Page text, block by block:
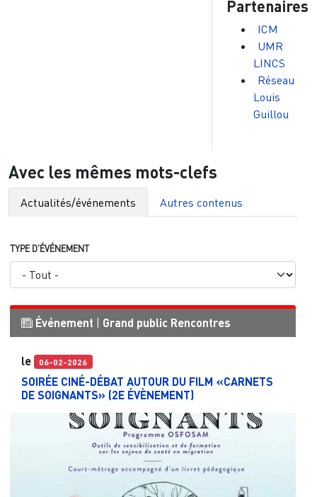
Partenaires
ICM
UMR
LINCS
Réseau
Louis
Guillou
Avec les mêmes mots-clefs
Actualités/événements Autres contenus
TYPE D'ÉVÉNEMENT
Événement Grand public Rencontres
le 06-02-2026
SOIRÉE CINÉ-DÉBAT AUTOUR DU FILM «CARNETS
DE SOIGNANTS» (2E ÉVÈNEMENT)